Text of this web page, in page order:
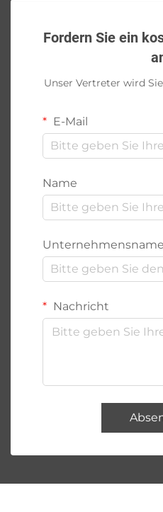
Fordern Sie ein
Unser Vertreter wird
E-Mail
Name
Unternehmensname
Nachricht